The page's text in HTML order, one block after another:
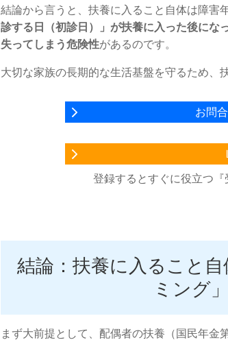
結論から言うと、扶養に入ること自体は障害
診する日（初診日）」が扶養に入った後にな
失ってしまう危険性があるのです。
大切な家族の長期的な生活基盤を守るため、
お問
登録するとすぐに役立つ『
結論：扶養に入ること
ミング
まず大前提として、配偶者の扶養（国民年